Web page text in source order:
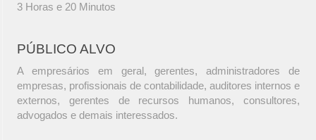
3 Horas e 20 Minutos
PÚBLICO ALVO
A empresários em geral, gerentes, administradores de
empresas, profissionais de contabilidade, auditores internos e
externos, gerentes de recursos humanos, consultores,
advogados e demais interessados.